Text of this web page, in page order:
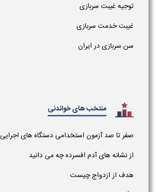
توجیه غیبت سربازی
غیبت خدمت سربازی
سن سربازی در ایران
منتخب های خواندنی
صفر تا صد آزمون استخدامی دستگاه های اجرایی
از نشانه های آدم افسرده چه می دانید
هدف از ازدواج چیست